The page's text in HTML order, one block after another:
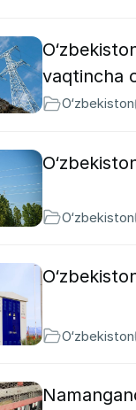
vaqtincha
O‘zbekiston
O‘zbekiston
O‘zbekiston